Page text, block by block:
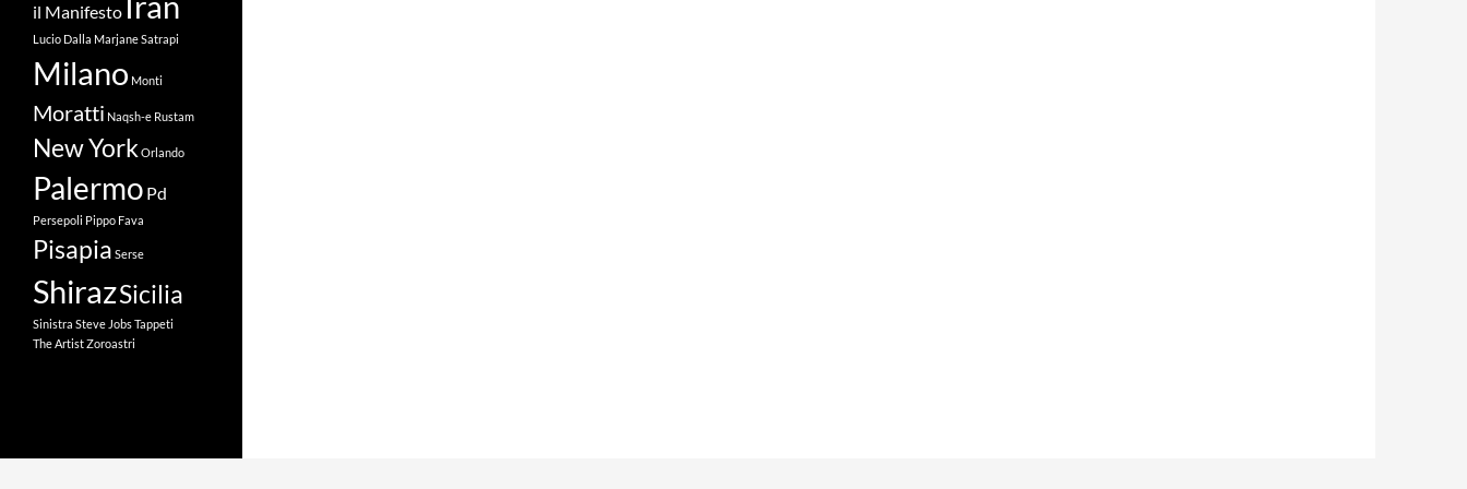
il Manifesto
Lucio Dalla Marjane Satrapi
Milano Monti
Moratti Naqsh-e Rustam
New York Orlando
Palermo Pd
Persepoli Pippo Fava
Pisapia Serse
ShirazSicilia
Sinistra Steve JobsTappeti
The ArtistZoroastri